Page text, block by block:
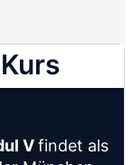
Vfindet als